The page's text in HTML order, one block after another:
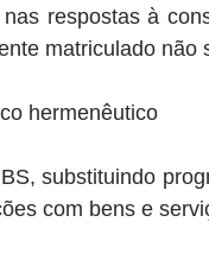
respostas à
matriculado não
hermenêutico
substituindo
com bens e